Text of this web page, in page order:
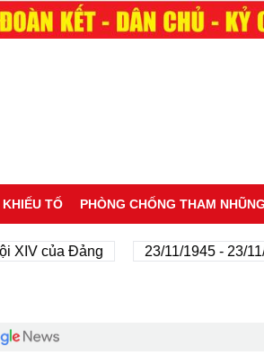
TỐ PHÒNG CHỐNG THAM NHŨNG
của Đảng 23/11/1945 - 23/11/2025